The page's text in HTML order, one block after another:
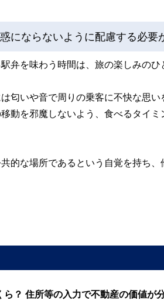
にならないように配慮する必要
弁を味わう時間は、旅の楽しみのひ
匂いや音で周りの乗客に不快な思
動を邪魔しないよう、食べるタイ
的な場所であるという自覚を持ち、
？ 住所等の入力で不動産の価値が